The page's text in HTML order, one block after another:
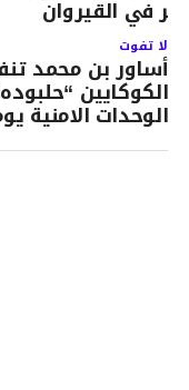
في القيروان
لا تفوت
أساور بن محمد
الكوكايين
الوحدات الامنية